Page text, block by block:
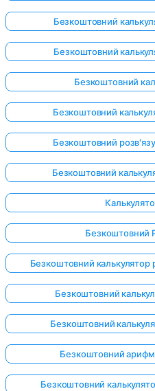
Поки
немає
Безкоштовний
Безкоштовний
Безкоштовний
Безкоштовний
Безкоштовний
Безкоштовний
Безкоштовний
Безкоштовний калькулятор
Безкоштовний
Безкоштовний
Безкоштовний
Безкоштовний